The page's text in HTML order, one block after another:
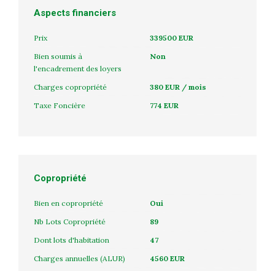
Aspects financiers
Prix
339500 EUR
Bien soumis à
l'encadrement des loyers
Non
Charges copropriété
380 EUR / mois
Taxe Foncière
774 EUR
Copropriété
Bien en copropriété
Oui
Nb Lots Copropriété
89
Dont lots d'habitation
47
Charges annuelles (ALUR)
4560 EUR